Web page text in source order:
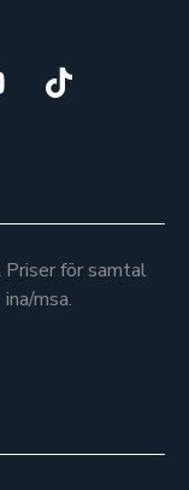
Priser för samtal
ina/msa.